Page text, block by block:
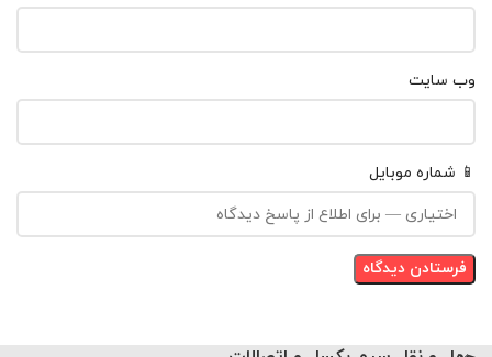
وب‌ سایت
📱 شماره موبایل